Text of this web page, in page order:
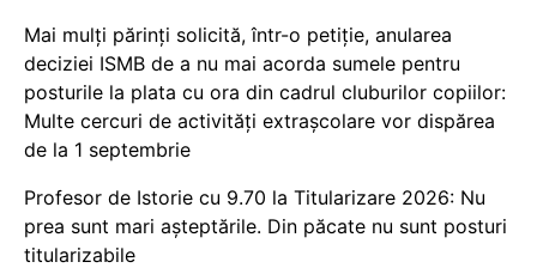
Mai mulți părinți solicită, într-o petiție, anularea
deciziei ISMB de a nu mai acorda sumele pentru
posturile la plata cu ora din cadrul cluburilor copiilor:
Multe cercuri de activități extrașcolare vor dispărea
de la 1 septembrie
Profesor de Istorie cu 9.70 la Titularizare 2026: Nu
prea sunt mari așteptările. Din păcate nu sunt posturi
titularizabile